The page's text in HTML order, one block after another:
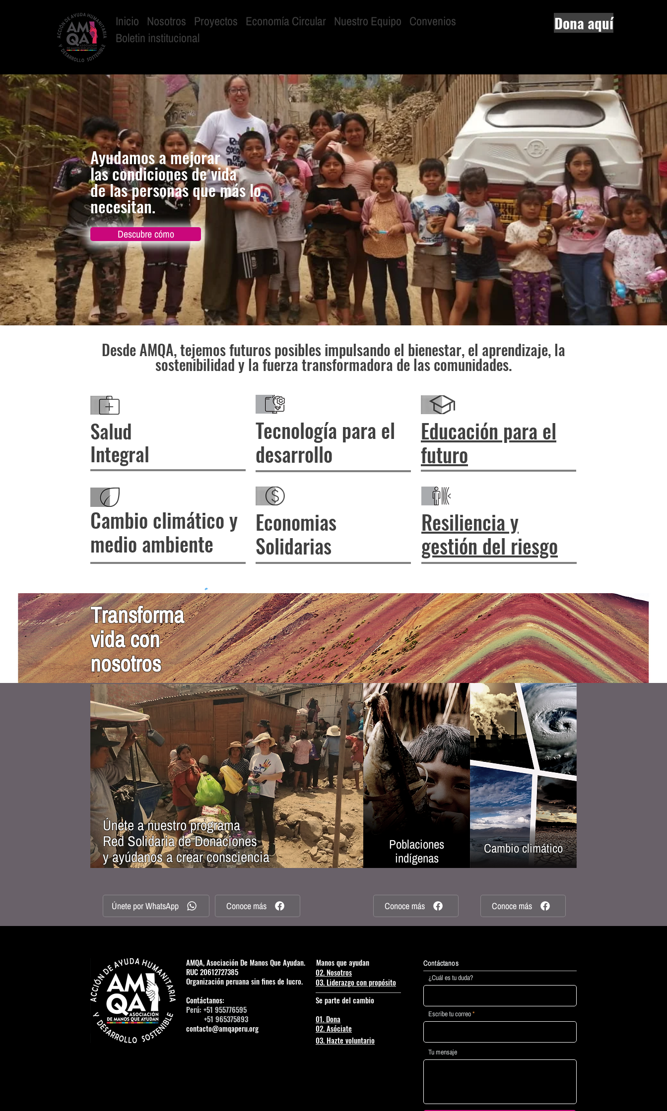
Inicio Nosotros Proyectos Economía Circular Nuestro Equipo Convenios
Boletin institucional
Dona aquí
Ayudamos a mejorar
las condiciones de vida
de las personas que más lo
necesitan.
Descubre cómo
Desde AMQA, tejemos futuros posibles impulsando el bienestar, el aprendizaje, la
sostenibilidad y la fuerza transformadora de las comunidades.
Salud
Integral
Tecnología para el
desarrollo
Educación para el
futuro
Cambio climático y
medio ambiente
Economias
Solidarias
Resiliencia y
gestión del riesgo
Transforma
vida con
nosotros
Únete a nuestro programa
Red Solidaria de Donaciones
y ayúdanos a crear consciencia
Únete por WhatsApp Conoce más
Poblaciones
indígenas
Cambio climático
Conoce más Conoce más
AMQA, Asociación De Manos Que Ayudan.
RUC 20612727385
Organización peruana sin fines de lucro.
Contáctanos:
Perú: +51 955776595
+51 965375893
contacto@amqaperu.org
Manos que ayudan
02. Nosotros
03. Liderazgo con propósito
Se parte del cambio
01. Dona
02. Asóciate
03. Hazte voluntario
Contáctanos
Contáctanos
¿Cuál es tu duda?
Escribe tu correo
Tu mensaje